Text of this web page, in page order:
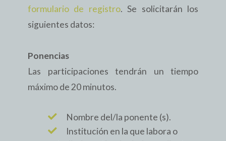
formulario de registro. Se solicitarán los
siguientes datos:
Ponencias
Las participaciones tendrán un tiempo
máximo de 20 minutos.
Nombre del/la ponente (s).
Institución en la que labora o